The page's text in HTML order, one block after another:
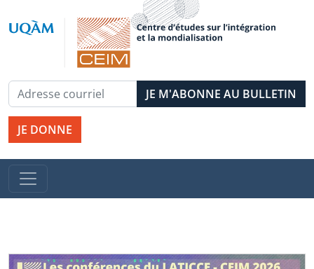
JE DONNE